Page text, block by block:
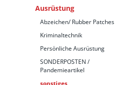
Ausrüstung
Abzeichen/ Rubber Patches
Kriminaltechnik
Persönliche Ausrüstung
SONDERPOSTEN /
Pandemieartikel
sonstiges